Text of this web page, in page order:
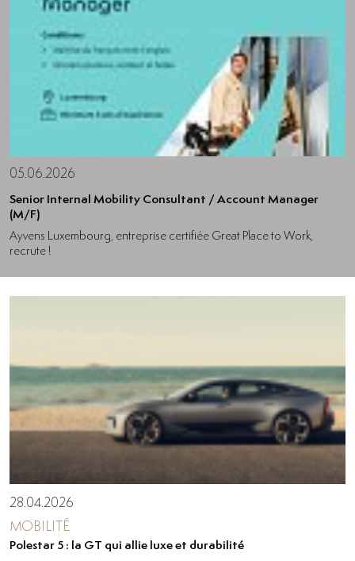
05.06.2026
Senior Internal Mobility Consultant / Account Manager
(M/F)
Ayvens Luxembourg, entreprise certifiée Great Place to Work,
recrute !
28.04.2026
MOBILITÉ
Polestar 5 : la GT qui allie luxe et durabilité